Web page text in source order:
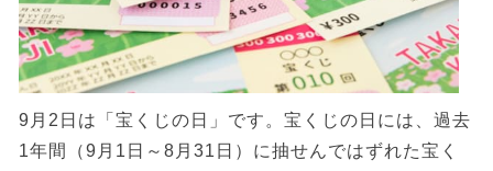
9月2日は「宝くじの日」です。宝くじの日には、過去
1年間（9月1日～8月31日）に抽せんではずれた宝く